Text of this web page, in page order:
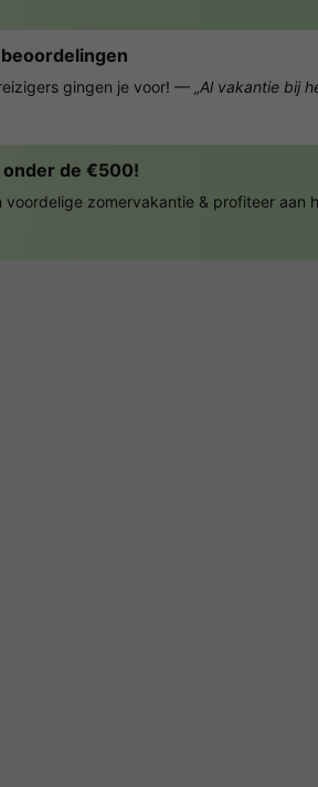
gingen je voor! — „Al vakantie bij
de €500!
voordelige zomervakantie & profiteer aan